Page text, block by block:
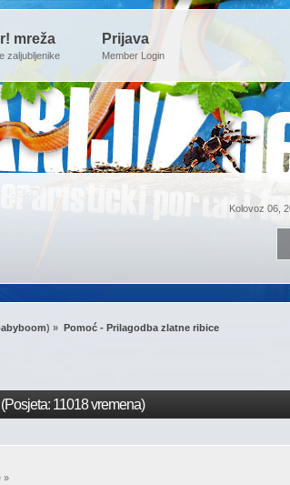
mreža
zaljubljenike
Prijava
Member Login
Kolovoz 06,
) » Pomoć - Prilagodba zlatne ribice
11018 vremena)
»